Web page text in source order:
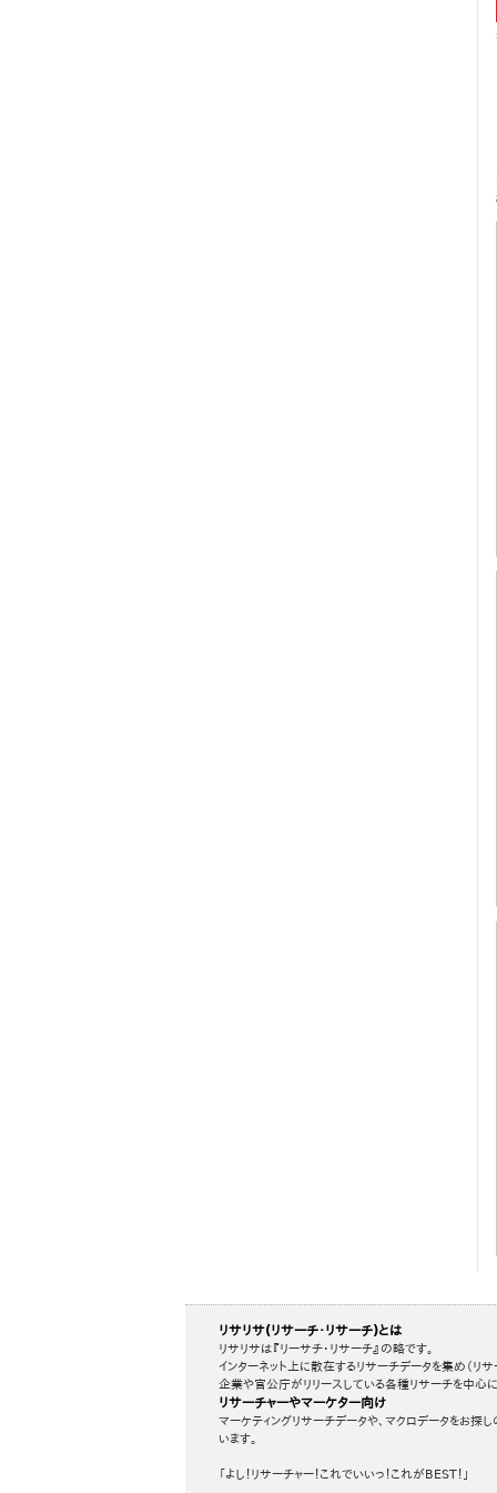
リサリサ(リサーチ・リサーチ)とは
リサリサは『リーサチ・リサーチ』の略です。
インターネット上に散在するリサーチデータを集め（リ
企業や官公庁がリリースしている各種リサーチを中心
リサーチャーやマーケター向け
マーケティングリサーチデータや、マクロデータをお探
います。
「よし！リサーチャー！これでいいっ！これがBEST！」